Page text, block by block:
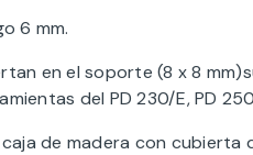
6 mm.
en el soporte (8 x 8
del PD 230/E, PD
de madera con cubierta